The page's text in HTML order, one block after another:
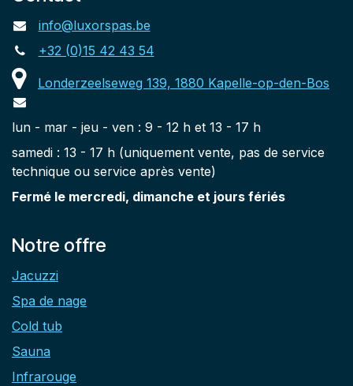
info@luxorspas.be
+32 (0)15 42 43 54
Londerzeelseweg 139, 1880 Kapelle-op-den-Bos
lun - mar - jeu - ven : 9 - 12 h et 13 - 17 h
samedi : 13 - 17 h (uniquement vente, pas de service
technique ou service après vente)
Fermé le mercredi, dimanche et jours fériés
Notre offre
Jacuzzi
Spa de nage
Cold tub
Sauna
Infrarouge